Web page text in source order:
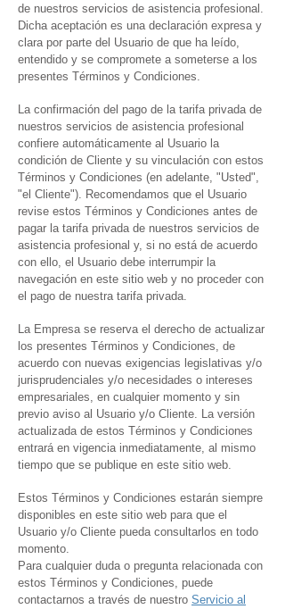
de nuestros servicios de asistencia profesional.
Dicha aceptación es una declaración expresa y
clara por parte del Usuario de que ha leído,
entendido y se compromete a someterse a los
presentes Términos y Condiciones.
La confirmación del pago de la tarifa privada de
nuestros servicios de asistencia profesional
confiere automáticamente al Usuario la
condición de Cliente y su vinculación con estos
Términos y Condiciones (en adelante, "Usted",
"el Cliente"). Recomendamos que el Usuario
revise estos Términos y Condiciones antes de
pagar la tarifa privada de nuestros servicios de
asistencia profesional y, si no está de acuerdo
con ello, el Usuario debe interrumpir la
navegación en este sitio web y no proceder con
el pago de nuestra tarifa privada.
La Empresa se reserva el derecho de actualizar
los presentes Términos y Condiciones, de
acuerdo con nuevas exigencias legislativas y/o
jurisprudenciales y/o necesidades o intereses
empresariales, en cualquier momento y sin
previo aviso al Usuario y/o Cliente. La versión
actualizada de estos Términos y Condiciones
entrará en vigencia inmediatamente, al mismo
tiempo que se publique en este sitio web.
Estos Términos y Condiciones estarán siempre
disponibles en este sitio web para que el
Usuario y/o Cliente pueda consultarlos en todo
momento.
Para cualquier duda o pregunta relacionada con
estos Términos y Condiciones, puede
contactarnos a través de nuestro Servicio al